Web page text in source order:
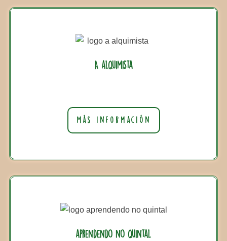
A alquimista
Más información
aprendendo no quintal